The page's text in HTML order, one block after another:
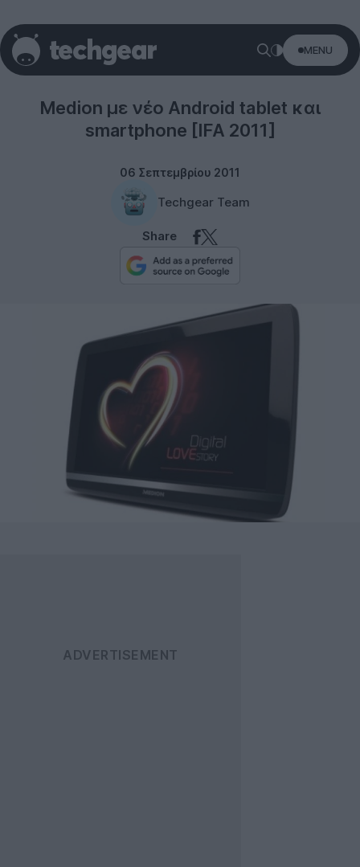
MENU
Medion με νέο Android tablet και
smartphone [IFA 2011]
06 Σεπτεμβρίου 2011
Techgear Team
Share